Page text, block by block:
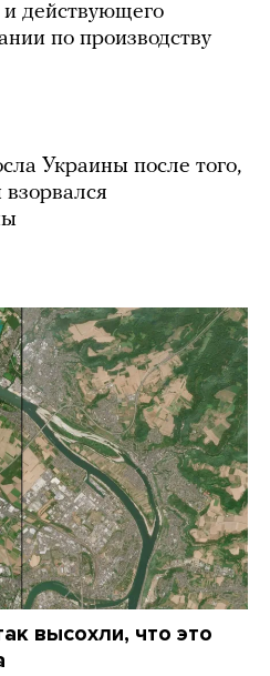
действующего
по производству
Украины после того,
высохли, что это